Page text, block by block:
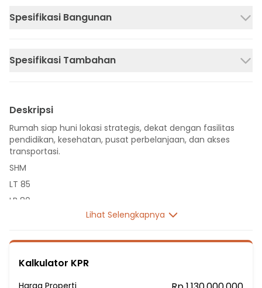
Spesifikasi Bangunan
Spesifikasi Tambahan
Deskripsi
Rumah siap huni lokasi strategis, dekat dengan fasilitas
pendidikan, kesehatan, pusat perbelanjaan, dan akses
transportasi.
SHM
LT 85
LB 80
Listrik 2200 VA
Sumber Air Tanah
Lihat Selengkapnya
Kalkulator KPR
Harga Properti